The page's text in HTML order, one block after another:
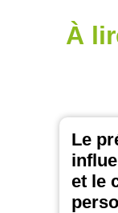
À
Le
et le